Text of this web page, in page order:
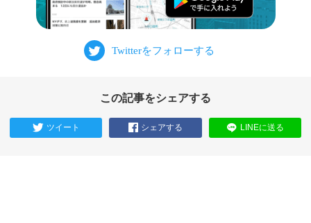
この記事をシェアする
ツイート シェアする LINEに送る